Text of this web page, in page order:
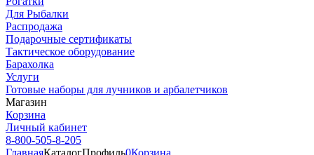
Для Рыбалки
Распродажа
Подарочные сертификаты
Тактическое оборудование
Барахолка
Услуги
Готовые наборы для лучников и арбалетчиков
Магазин
Корзина
Личный кабинет
8-800-505-8-205
ГлавнаяКаталогПрофиль0Корзина